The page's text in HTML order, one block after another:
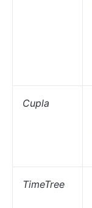
Cupla
TimeTree